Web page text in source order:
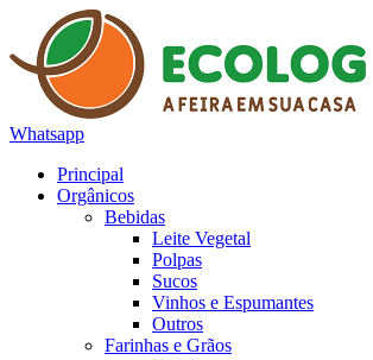
Whatsapp
Principal
Orgânicos
Bebidas
Leite Vegetal
Polpas
Sucos
Vinhos e Espumantes
Outros
Farinhas e Grãos